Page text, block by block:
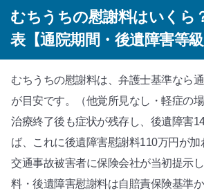
むちうちの慰謝料はいくら
表【通院期間・後遺障害等級
むちうちの慰謝料は、弁護士基準なら
が目安です。（他覚所見なし・軽症の場
治療終了後も症状が残存し、後遺障害
ば、これに後遺障害慰謝料110万円が加
交通事故被害者に保険会社が当初提示
料・後遺障害慰謝料は自賠責保険基準